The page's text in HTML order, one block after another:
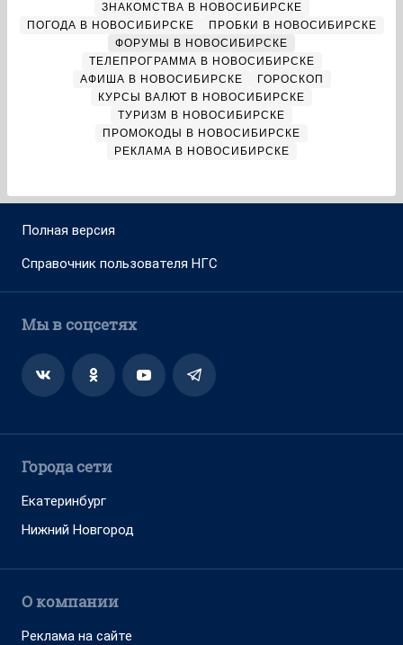
ЗНАКОМСТВА В НОВОСИБИРСКЕ
ПОГОДА В НОВОСИБИРСКЕ
ПРОБКИ В НОВОСИБИРСКЕ
ФОРУМЫ В НОВОСИБИРСКЕ
ТЕЛЕПРОГРАММА В НОВОСИБИРСКЕ
АФИША В НОВОСИБИРСКЕ
ГОРОСКОП
КУРСЫ ВАЛЮТ В НОВОСИБИРСКЕ
ТУРИЗМ В НОВОСИБИРСКЕ
ПРОМОКОДЫ В НОВОСИБИРСКЕ
РЕКЛАМА В НОВОСИБИРСКЕ
Полная версия
Справочник пользователя НГС
Мы в соцсетях
Города сети
Екатеринбург
Нижний Новгород
О компании
Реклама на сайте